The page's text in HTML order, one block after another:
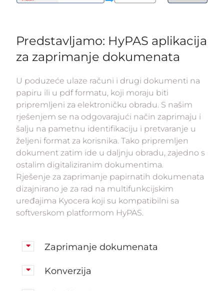
Predstavljamo: HyPAS aplikacija
za zaprimanje dokumenata
U poduzeće ulaze računi i drugi dokumenti na
papiru ili u pdf formatu, koji moraju biti
pripremljeni za elektroničku obradu. S našim
rješenjem se na odgovarajući način zaprimaju i
šalju na pametnu identifikaciju i pretvaranje u
željeni format za korisnika. Tako pripremljen
dokument zatim ide u daljnju obradu, zajedno s
ostalim digitaliziranim dokumentima.
Rješenje za zaprimanje papirnatih dokumenata
dizajnirano je za rad na multifunkcijskim
uređajima Kyocera koji su kompatibilni sa
softverskom platformom HyPAS.
Zaprimanje dokumenata
Konverzija